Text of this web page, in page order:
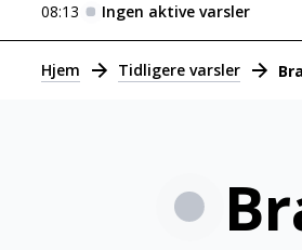
Varsler
08:13 Ingen aktive varsler
Hjem Tidligere varsler